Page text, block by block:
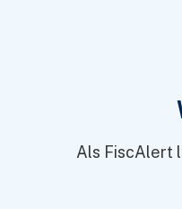
Wat is een
Als FiscAlert